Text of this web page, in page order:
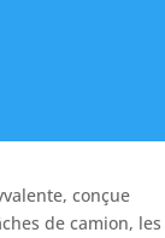
conçue
de camion, les